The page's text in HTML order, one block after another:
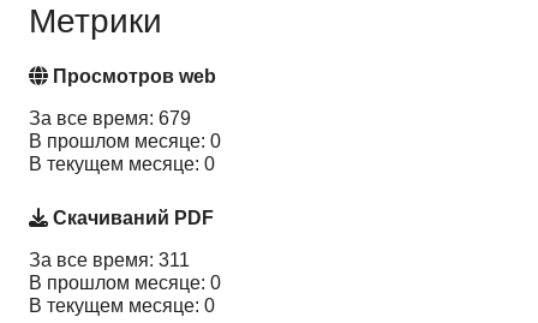
Метрики
Просмотров web
За все время: 679
В прошлом месяце: 0
В текущем месяце: 0
Скачиваний PDF
За все время: 311
В прошлом месяце: 0
В текущем месяце: 0